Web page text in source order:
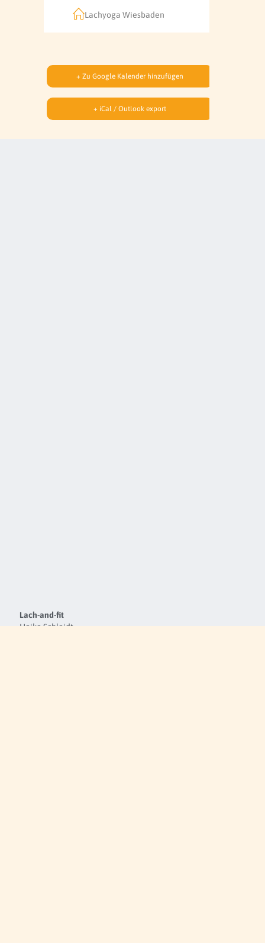
Lachyoga Wiesbaden
+ Zu Google Kalender hinzufügen
+ iCal / Outlook export
Lach-and-fit
Heike Schleidt